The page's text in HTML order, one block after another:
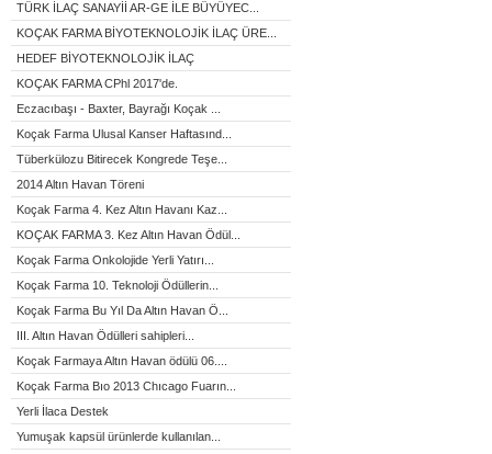
TÜRK İLAÇ SANAYİİ AR-GE İLE BÜYÜYEC...
KOÇAK FARMA BİYOTEKNOLOJİK İLAÇ ÜRE...
HEDEF BİYOTEKNOLOJİK İLAÇ
KOÇAK FARMA CPhl 2017'de.
Eczacıbaşı - Baxter, Bayrağı Koçak ...
Koçak Farma Ulusal Kanser Haftasınd...
Tüberkülozu Bitirecek Kongrede Teşe...
2014 Altın Havan Töreni
Koçak Farma 4. Kez Altın Havanı Kaz...
KOÇAK FARMA 3. Kez Altın Havan Ödül...
Koçak Farma Onkolojide Yerli Yatırı...
Koçak Farma 10. Teknoloji Ödüllerin...
Koçak Farma Bu Yıl Da Altın Havan Ö...
III. Altın Havan Ödülleri sahipleri...
Koçak Farmaya Altın Havan ödülü 06....
Koçak Farma Bıo 2013 Chıcago Fuarın...
Yerli İlaca Destek
Yumuşak kapsül ürünlerde kullanılan...